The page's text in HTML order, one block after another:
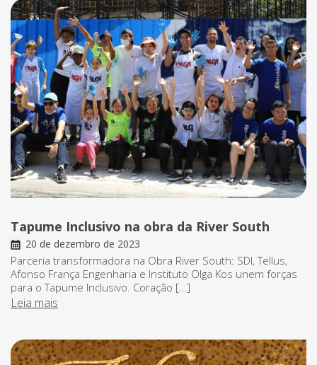
Tapume Inclusivo na obra da River South
20 de dezembro de 2023
Parceria transformadora na Obra River South: SDI, Tellus,
Afonso França Engenharia e Instituto Olga Kos unem forças
para o Tapume Inclusivo. Coração […]
Leia mais